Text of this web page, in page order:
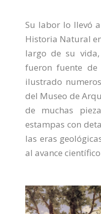
Su labor lo llevó
Historia Natural
largo de su vida,
fueron fuente de
ilustrado
del Museo de
de muchas
estampas con
las eras
al avance